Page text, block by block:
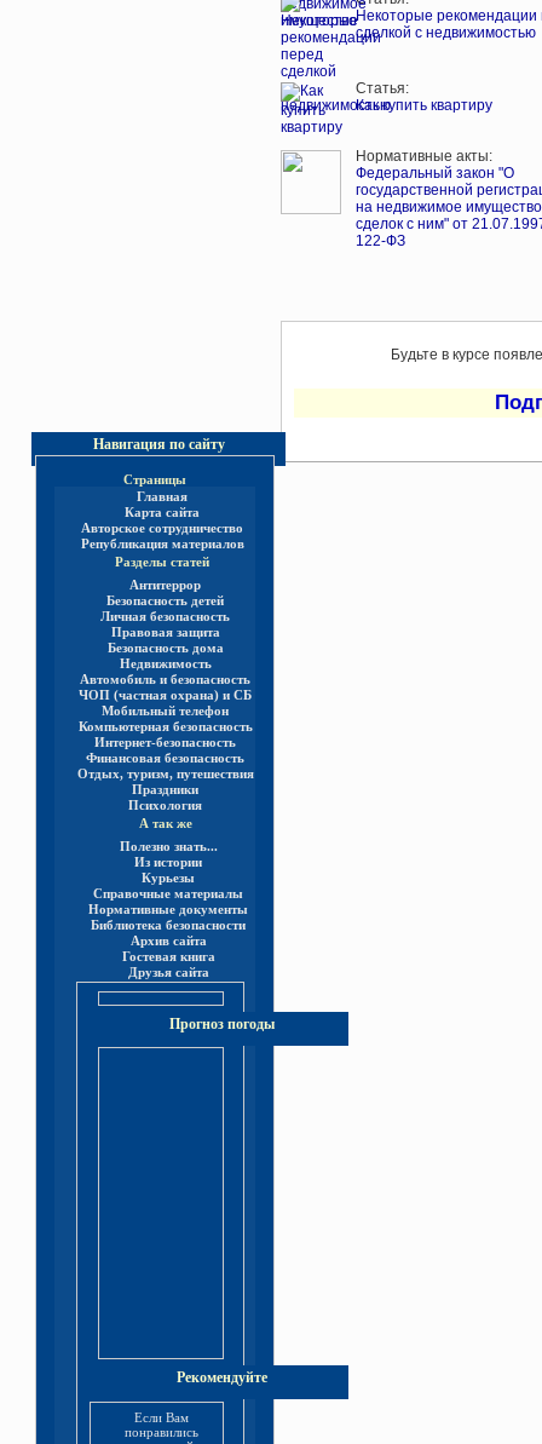
Некоторые рекомендации
сделкой с недвижимостью
Статья:
Как купить квартиру
Нормативные акты:
Федеральный закон "О
государственной
на недвижимое
сделок с ним" от
122-ФЗ
Будьте в курсе
Навигация по сайту
Страницы
Главная
Карта сайта
Авторское сотрудничество
Републикация материалов
Разделы статей
Антитеррор
Безопасность детей
Личная безопасность
Правовая защита
Безопасность дома
Недвижимость
Автомобиль и безопасность
ЧОП (частная охрана) и СБ
Мобильный телефон
Компьютерная безопасность
Интернет-безопасность
Финансовая безопасность
Отдых, туризм, путешествия
Праздники
Психология
А так же
Полезно знать...
Из истории
Курьезы
Справочные материалы
Нормативные документы
Библиотека безопасности
Архив сайта
Гостевая книга
Друзья сайта
Прогноз погоды
Рекомендуйте
Если Вам
понравились